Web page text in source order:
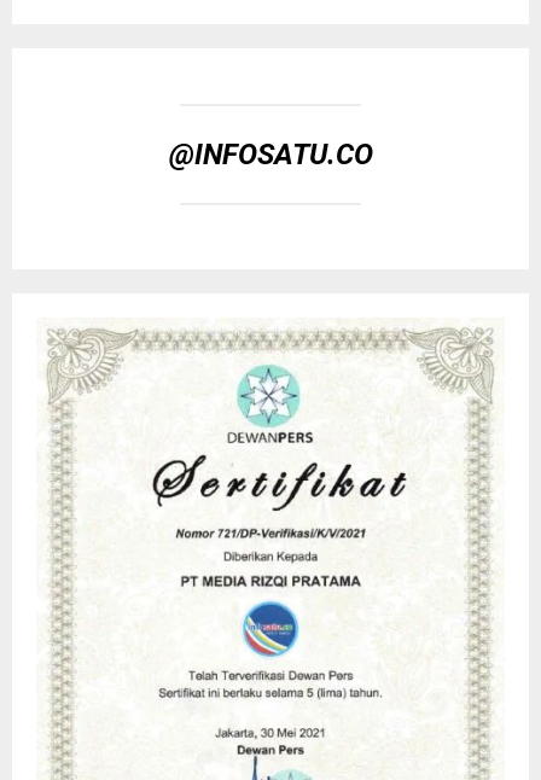
@INFOSATU.CO